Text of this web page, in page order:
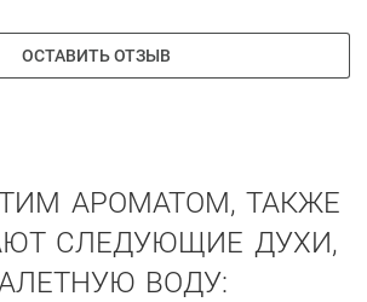
ОСТАВИТЬ ОТЗЫВ
АРОМАТОМ, ТАКЖЕ
СЛЕДУЮЩИЕ ДУХИ,
ВОДУ: